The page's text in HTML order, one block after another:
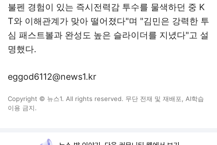
불펜 경험이 있는 즉시전력감 투수를 물색하던 중 K
T와 이해관계가 맞아 떨어졌다"며 "김민은 강력한 투
심 패스트볼과 완성도 높은 슬라이더를 지녔다"고 설
명했다.
eggod6112@news1.kr
Copyright © 뉴스1. All rights reserved. 무단 전재 및 재배포, AI학습
이용 금지.